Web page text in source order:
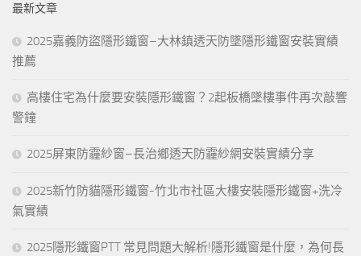
字:
最新文章
2025嘉義防盜隱形鐵窗–大林鎮透天防墜隱形鐵窗安裝實績
推薦
高樓住宅為什麼要安裝隱形鐵窗？2起板橋墜樓事件再次敲響
警鐘
2025屏東防霾紗窗–長治鄉透天防霾紗網安裝實績分享
2025新竹防貓隱形鐵窗-竹北市社區大樓安裝隱形鐵窗+洗冷
氣實績
2025隱形鐵窗PTT 常見問題大解析!隱形鐵窗是什麼，為何長